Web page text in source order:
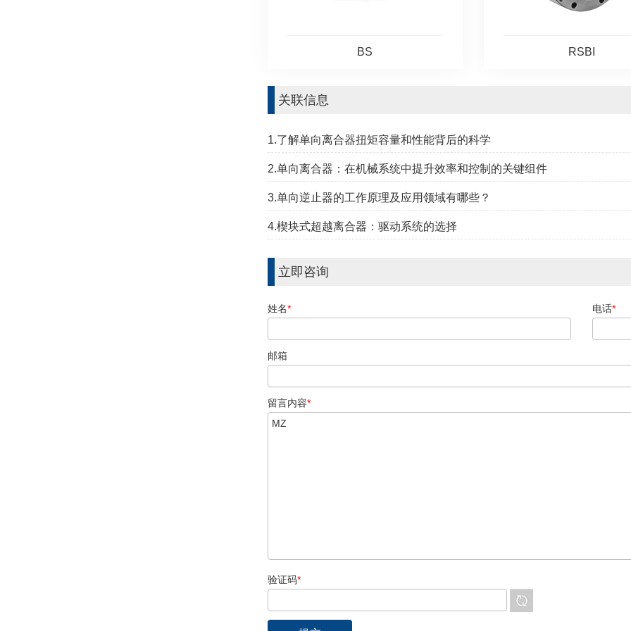
BS RSBI
关联信息
1.了解单向离合器扭矩容量和性能背后的科学
2.单向离合器：在机械系统中提升效率和控制的关键组件
3.单向逆止器的工作原理及应用领域有哪些？
4.楔块式超越离合器：驱动系统的选择
立即咨询
姓名* 电话*
邮箱
留言内容*
验证码*